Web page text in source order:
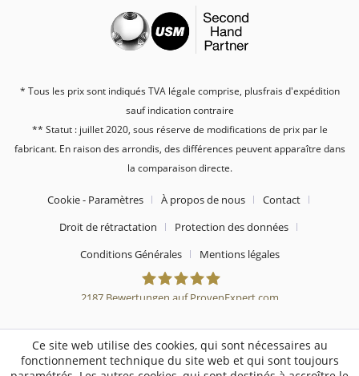
* Tous les prix sont indiqués TVA légale comprise, plusfrais d'expédition
sauf indication contraire
** Statut : juillet 2020, sous réserve de modifications de prix par le
fabricant. En raison des arrondis, des différences peuvent apparaître dans
la comparaison directe.
Cookie - Paramètres À propos de nous
Contact
Droit de rétractation
Protection des données
Conditions Générales
Mentions légales
Sebworld
2187Bewertungen auf ProvenExpert.com
Ce site web utilise des cookies, qui sont nécessaires au
fonctionnement technique du site web et qui sont toujours